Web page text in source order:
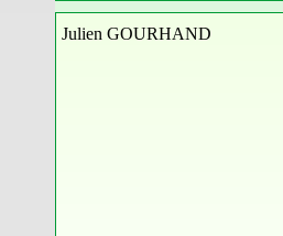
Julien GOURHAND